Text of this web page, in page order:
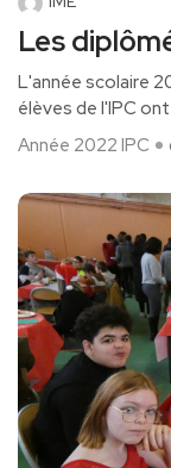
Les
L'année scolaire
élèves de l'IPC
Année 2022 IPC